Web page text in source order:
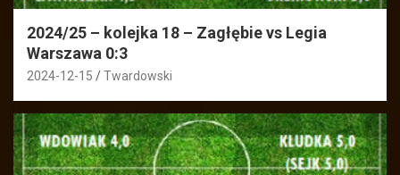
2024/25 – kolejka 18 – Zagłębie vs Legia
Warszawa 0:3
2024-12-15 Twardowski